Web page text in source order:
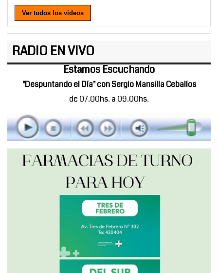
Ver todos los videos
RADIO EN VIVO
Estamos Escuchando
"Despuntando el Día" con Sergio Mansilla Ceballos
de 07.00hs. a 09.00hs.